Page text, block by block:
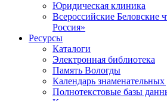
Юридическая клиника
Всероссийские Беловские
Россия»
Ресурсы
Каталоги
Электронная библиотека
Память Вологды
Календарь знаменательных
Полнотекстовые базы